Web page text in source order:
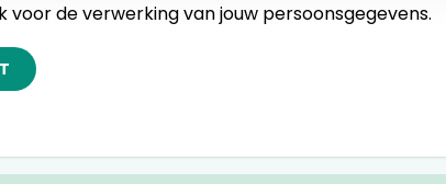
voor de verwerking van jouw persoonsgegevens.